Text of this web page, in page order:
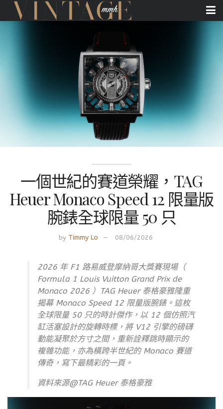
一個世紀的賽道榮耀，TAG
Heuer Monaco Speed 12 限量版
腕錶全球限量 50 只
by Timmy Lo 08/06/2026
2026 年 F1 路易威登摩納哥大獎賽現場（
Formula 1 Louis Vuitton Grand Prix de
Monaco 2026 ）TAG Heuer 泰格豪雅隆重
揭幕 Monaco Speed 12 限量版腕錶。這枚
全球限量 50 只的時計傑作，以 12 個仿照汽
缸活塞設計的旋轉時標，將 V12 引擎的磅礴
動能凝聚於方寸之間，重新詮釋跳時顯示的
複雜功能，亦為橫跨半世紀的 Monaco 賽道
傳奇，寫下最精彩的一頁。
資料來源@TAG Heuer 泰格豪雅